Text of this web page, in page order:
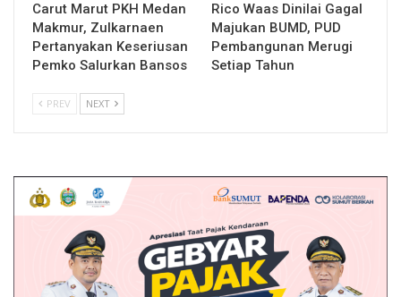
Carut Marut PKH Medan
Makmur, Zulkarnaen
Pertanyakan Keseriusan
Pemko Salurkan Bansos
Rico Waas Dinilai Gagal
Majukan BUMD, PUD
Pembangunan Merugi
Setiap Tahun
PREV NEXT